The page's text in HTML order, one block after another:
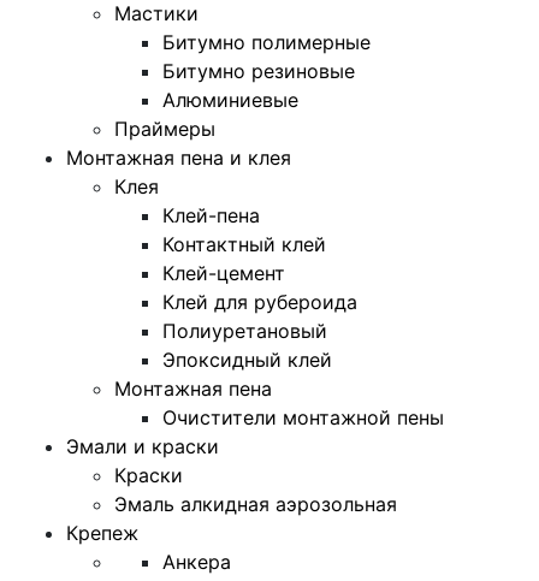
Мастики
Битумно полимерные
Битумно резиновые
Алюминиевые
Праймеры
Монтажная пена и клея
Клея
Клей-пена
Контактный клей
Клей-цемент
Клей для рубероида
Полиуретановый
Эпоксидный клей
Монтажная пена
Очистители монтажной пены
Эмали и краски
Краски
Эмаль алкидная аэрозольная
Крепеж
Анкера